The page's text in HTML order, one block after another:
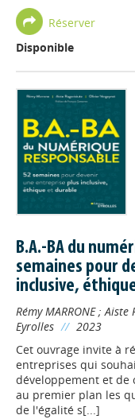
Réserver
Disponible
B.A.-BA du
semaines pour
inclusive,
Rémy MARRONE;Aiste
Eyrolles // 2023
Cet ouvrage invite à
entreprises qui
développement et
au premier plan les
de l'égalité s[...]